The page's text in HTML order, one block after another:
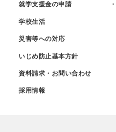
就学支援金の申請
学校生活
災害等への対応
いじめ防止基本方針
資料請求・お問い合わせ
採用情報